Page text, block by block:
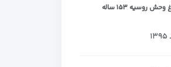
بزرگترین باغ وحش روسیه ۱۵۳ ساله